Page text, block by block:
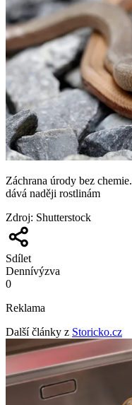
Záchrana úrody bez
dává naději rostlinám
Zdroj: Shutterstock
Sdílet
Dennívýzva
0
Reklama
Další články z Storicko.cz